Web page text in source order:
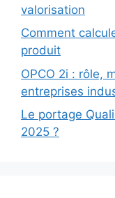
valorisation
Comment
produit
OPCO 2i : rôle,
entreprises
Le portage
2025 ?